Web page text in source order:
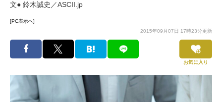
文● 鈴木誠史／ASCII.jp
[PC表示へ]
2015年09月07日 17時23分更新
お気に入り